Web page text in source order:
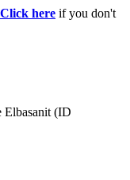
Click here if you don't
Elbasanit (ID